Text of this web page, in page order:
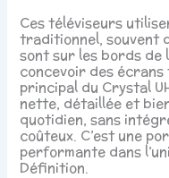
Ces téléviseurs
traditionnel, souvent
sont sur les bords de
concevoir des
principal du Crystal
nette, détaillée et
quotidien, sans
coûteux. C’est une
performante dans
Définition.